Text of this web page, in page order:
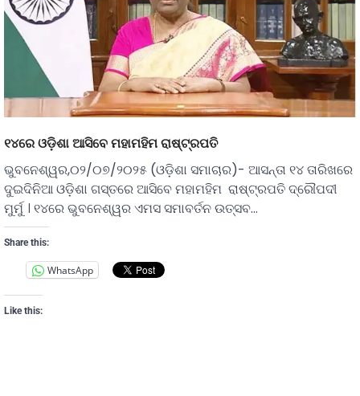
୧୪ରେ ଓଡ଼ିଶା ଆସିବେ ମହାମହିମ ରାଷ୍ଟ୍ରପତି
ଭୁବନେଶ୍ୱର,୦୨/୦୭/୨୦୨୫ (ଓଡ଼ିଶା ସମାଚାର)- ଆସନ୍ତା ୧୪ ତାରିଖରେ
ଦୁଇଦିନିଆ ଓଡ଼ିଶା ଗସ୍ତରେ ଆସିବେ ମହାମହିମ ରାଷ୍ଟ୍ରପତି ଦ୍ରୌପଦୀ
ମୁର୍ମୁ । ୧୪ରେ ଭୁବନେଶ୍ୱର ଏମସ ସମାବର୍ତନ ଉତ୍ସବ…
Share this:
WhatsApp
Like this: